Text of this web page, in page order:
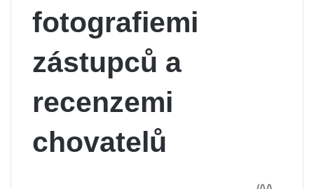
fotografiemi
zástupců a
recenzemi
chovatelů